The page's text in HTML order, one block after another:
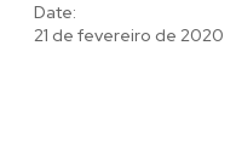
Date:
21 de fevereiro de 2020